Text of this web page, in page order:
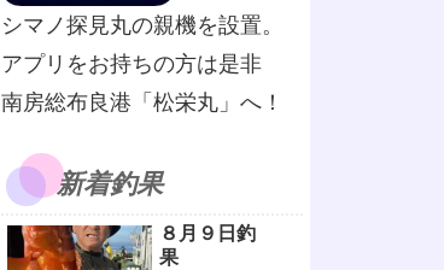
シマノ探見丸の親機を設置。
アプリをお持ちの方は是非
南房総布良港「松栄丸」へ！
新着釣果
８月９日釣
果